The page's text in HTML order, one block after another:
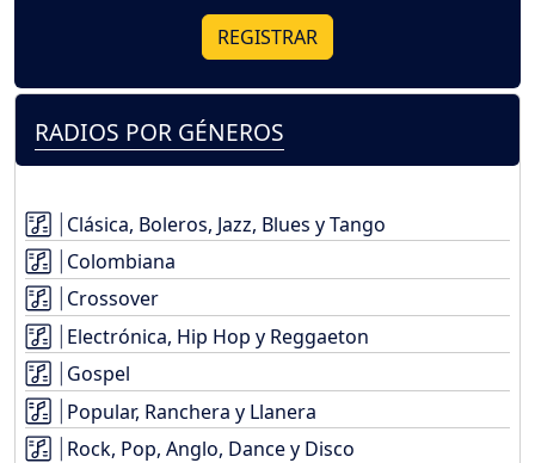
REGISTRAR
RADIOS POR GÉNEROS
Clásica, Boleros, Jazz, Blues y Tango
Colombiana
Crossover
Electrónica, Hip Hop y Reggaeton
Gospel
Popular, Ranchera y Llanera
Rock, Pop, Anglo, Dance y Disco